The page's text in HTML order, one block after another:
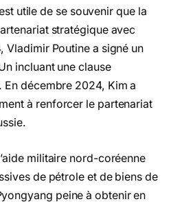
utile de se souvenir que la
stratégique avec
Vladimir Poutine a signé un
incluant une clause
En décembre 2024, Kim a
à renforcer le partenariat
militaire nord-coréenne
de pétrole et de biens de
peine à obtenir en